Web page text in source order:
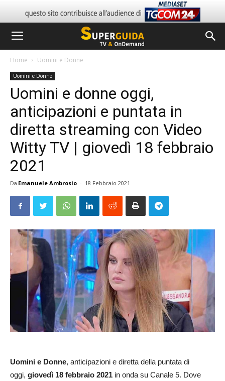
Home Uomini e Donne
Uomini e Donne
Uomini e donne oggi,
anticipazioni e puntata in
diretta streaming con Video
Witty TV | giovedì 18 febbraio
2021
Da Emanuele Ambrosio - 18 Febbraio 2021
Uomini e Donne, anticipazioni e diretta della puntata di
oggi, giovedì 18 febbraio 2021 in onda su Canale 5. Dove